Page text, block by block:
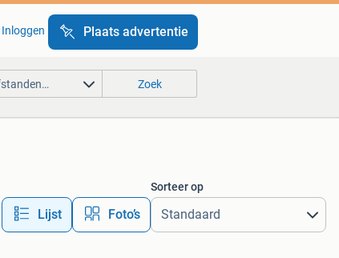
Inloggen Plaats advertentie
Zoek
Lijst Foto’s
Sorteer op